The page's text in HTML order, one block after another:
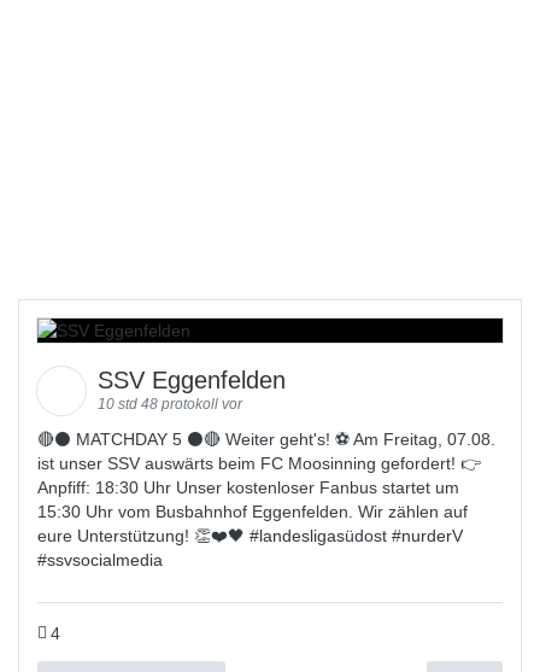
SSV Eggenfelden
10 std 48 protokoll vor
🔴⚫️ MATCHDAY 5 ⚫️🔴 Weiter geht's! ⚽ Am Freitag, 07.08.
ist unser SSV auswärts beim FC Moosinning gefordert! 👉
Anpfiff: 18:30 Uhr Unser kostenloser Fanbus startet um
15:30 Uhr vom Busbahnhof Eggenfelden. Wir zählen auf
eure Unterstützung! 👏❤️🖤 #landesligasüdost #nurderV
#ssvsocialmedia
4